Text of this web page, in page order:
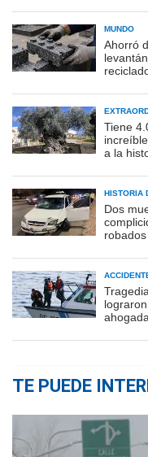
MUNDO
Ahorró
Tiene
a la
HISTORIA
Dos
ahogada
TE PUEDE